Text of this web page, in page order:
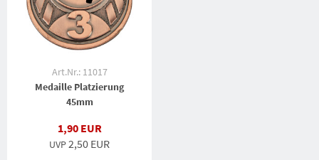
Art.Nr.: 11017
Medaille Platzierung
45mm
1,90 EUR
UVP2,50 EUR